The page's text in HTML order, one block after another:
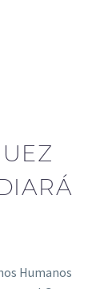
Humanos